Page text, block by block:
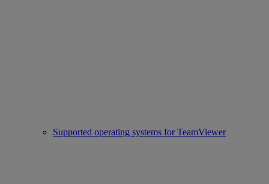
Supported operating systems for TeamViewer